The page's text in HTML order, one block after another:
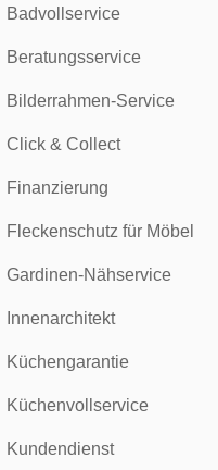
Badvollservice
Beratungsservice
Bilderrahmen-Service
Click & Collect
Finanzierung
Fleckenschutz für Möbel
Gardinen-Nähservice
Innenarchitekt
Küchengarantie
Küchenvollservice
Kundendienst